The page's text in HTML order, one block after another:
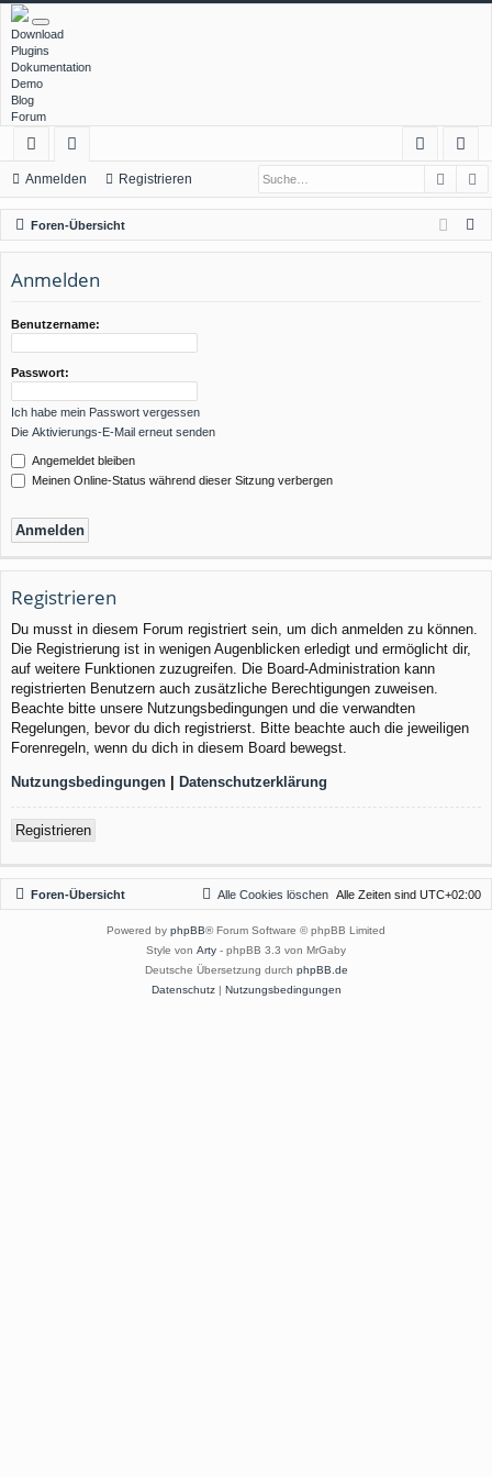
Download
Plugins
Dokumentation
Demo
Blog
Forum
ch
ne
llz
ug
f
or
en
m
el
ist
rie
Anmelden Registrieren
Foren-Übersicht
Anmelden
Benutzername:
Passwort:
Ich habe mein Passwort vergessen
Die Aktivierungs-E-Mail erneut senden
Angemeldet bleiben
Meinen Online-Status während dieser Sitzung verbergen
Registrieren
Du musst in diesem Forum registriert sein, um dich anmelden zu können.
Die Registrierung ist in wenigen Augenblicken erledigt und ermöglicht dir,
auf weitere Funktionen zuzugreifen. Die Board-Administration kann
registrierten Benutzern auch zusätzliche Berechtigungen zuweisen.
Beachte bitte unsere Nutzungsbedingungen und die verwandten
Regelungen, bevor du dich registrierst. Bitte beachte auch die jeweiligen
Forenregeln, wenn du dich in diesem Board bewegst.
Nutzungsbedingungen | Datenschutzerklärung
Registrieren
Foren-Übersicht Alle Zeiten sind UTC+02:00
Alle Cookies löschen
Powered by phpBB® Forum Software © phpBB Limited
Style von Arty - phpBB 3.3 von MrGaby
Deutsche Übersetzung durch phpBB.de
Datenschutz| Nutzungsbedingungen